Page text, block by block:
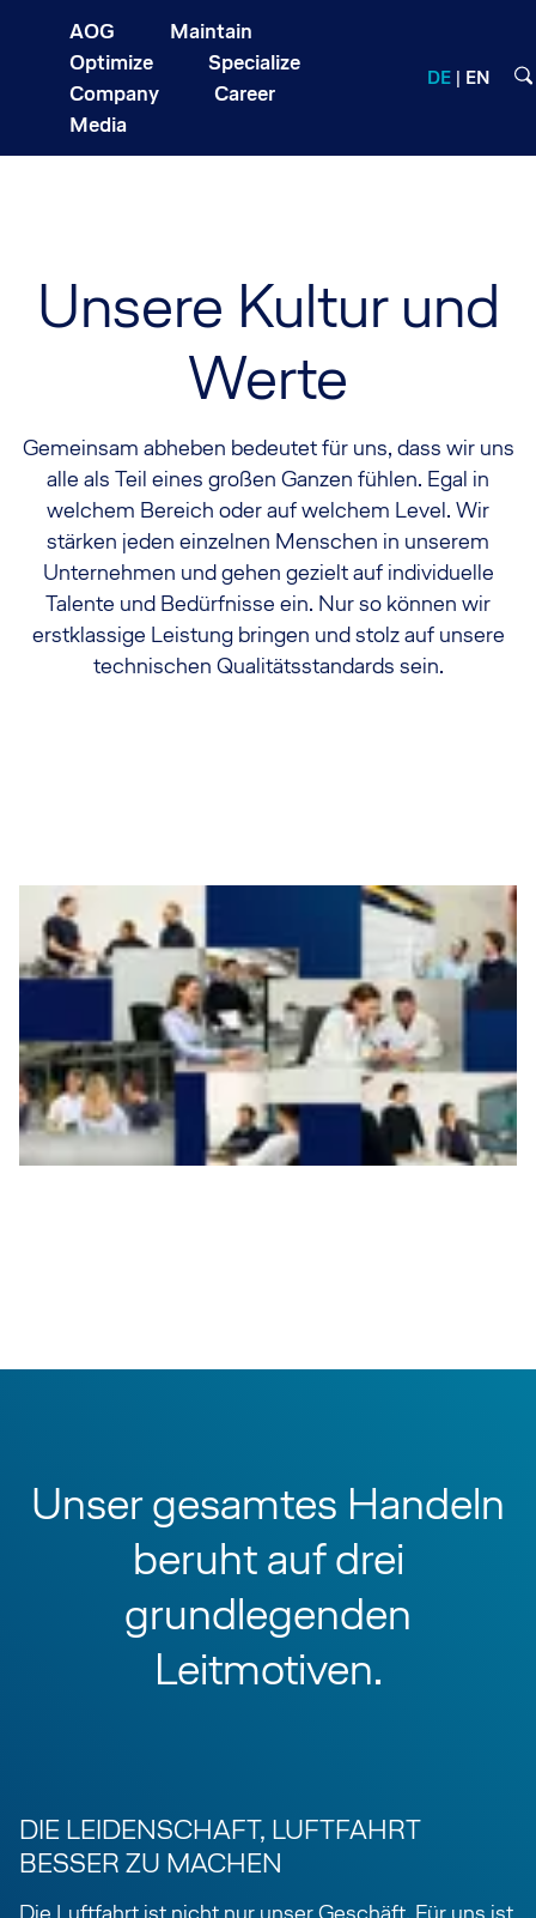
AOG
Maintain
Optimize
Specialize
Company
Career
Media
DE EN
Unsere Kultur und
Werte
Gemeinsam abheben bedeutet für uns, dass wir uns
alle als Teil eines großen Ganzen fühlen. Egal in
welchem Bereich oder auf welchem Level. Wir
stärken jeden einzelnen Menschen in unserem
Unternehmen und gehen gezielt auf individuelle
Talente und Bedürfnisse ein. Nur so können wir
erstklassige Leistung bringen und stolz auf unsere
technischen Qualitätsstandards sein.
Unser gesamtes Handeln
beruht auf drei
grundlegenden
Leitmotiven.
DIE LEIDENSCHAFT, LUFTFAHRT
BESSER ZU MACHEN